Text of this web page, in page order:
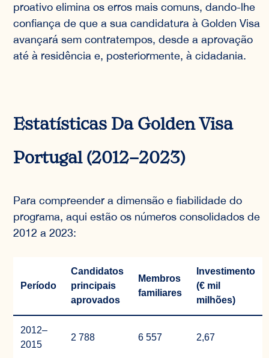
proativo elimina os erros mais comuns, dando-lhe
confiança de que a sua candidatura à Golden Visa
avançará sem contratempos, desde a aprovação
até à residência e, posteriormente, à cidadania.
Estatísticas Da Golden Visa
Portugal (2012–2023)
Para compreender a dimensão e fiabilidade do
programa, aqui estão os números consolidados de
2012 a 2023:
Período
Candidatos
principais
aprovados
Membros
familiares
Investimento
(€ mil
milhões)
2012–
2015
2 788 6 557 2,67